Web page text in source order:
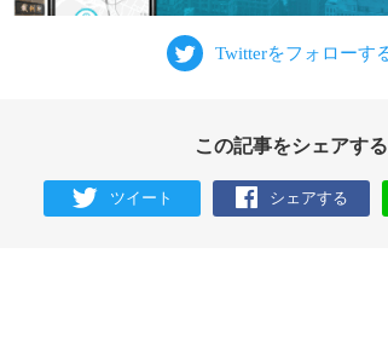
この記事をシェアする
ツイート シェアする